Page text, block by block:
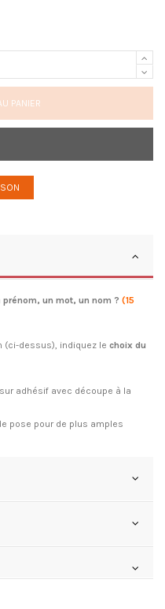
PANIER
prénom, un mot, un nom ? (15
(ci-dessus), indiquez le choix du
adhésif avec découpe à la
pose pour de plus amples